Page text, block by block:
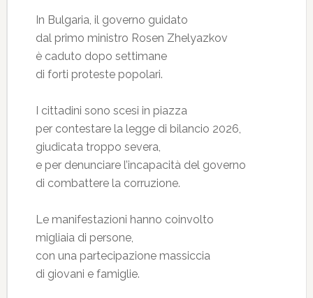
In Bulgaria, il governo guidato
dal primo ministro Rosen Zhelyazkov
è caduto dopo settimane
di forti proteste popolari.
I cittadini sono scesi in piazza
per contestare la legge di bilancio 2026,
giudicata troppo severa,
e per denunciare l’incapacità del governo
di combattere la corruzione.
Le manifestazioni hanno coinvolto
migliaia di persone,
con una partecipazione massiccia
di giovani e famiglie.